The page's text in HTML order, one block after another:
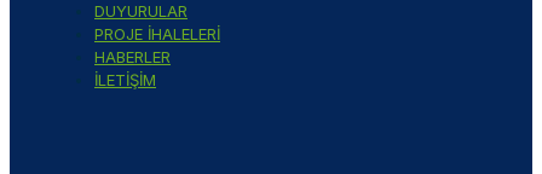
DUYURULAR
PROJE İHALELERİ
HABERLER
İLETİŞİM